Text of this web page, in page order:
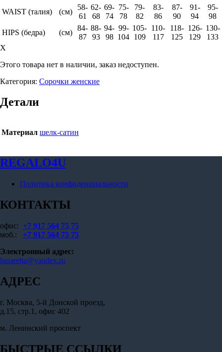
WAIST (талия) (см)
58-
61
62-
68
69-
74
75-
78
79-
82
83-
86
87-
90
91-
94
95-
98
HIPS (бедра)
(см)
84-
87
88-
93
94-
98
99-
104
105-
109
110-
117
118-
125
126-
129
130-
133
X
Этого товара нет в наличии, заказ недоступен.
Категория: Сорочки женские
Детали
Материал шелк-сатин
REGALO4U
Политика конфиденциальности
КОНТАКТЫ
офис: +7 917 564 75 75
моб.: +7 917 564 75 75
Электронный адрес:
lunaretta@yandex.ru
АДРЕС
г. Москва, 5-й Донской проезд,
д.15, стр.1, офис 402
м. Ленинский проспект
БЫСТРЫЕ ССЫЛКИ